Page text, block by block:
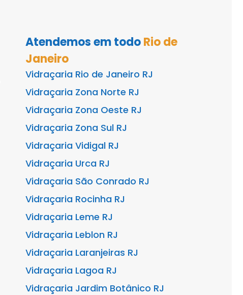
Atendemos em todoRio de
Janeiro
Vidraçaria Rio de Janeiro RJ
Vidraçaria Zona Norte RJ
Vidraçaria Zona Oeste RJ
Vidraçaria Zona Sul RJ
Vidraçaria Vidigal RJ
Vidraçaria Urca RJ
Vidraçaria São Conrado RJ
Vidraçaria Rocinha RJ
Vidraçaria Leme RJ
Vidraçaria Leblon RJ
Vidraçaria Laranjeiras RJ
Vidraçaria Lagoa RJ
Vidraçaria Jardim Botânico RJ